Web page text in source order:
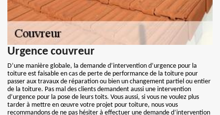
Urgence couvreur
D’une manière globale, la demande d’intervention d’urgence pour la
toiture est faisable en cas de perte de performance de la toiture pour
passer aux travaux de réparation ou bien un changement partiel ou entier
de la toiture. Pas mal des clients demandent aussi une intervention
d’urgence pour la pose de leurs toits. Vous aussi, si vous ne voulez plus
tarder à mettre en œuvre votre projet pour toiture, nous vous
recommandons de ne pas hésiter à effectuer une demande d’intervention